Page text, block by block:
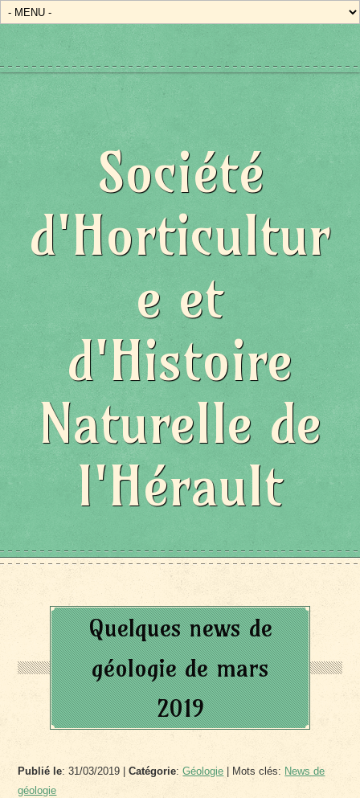
Société
d'Horticultur
e et
d'Histoire
Naturelle de
l'Hérault
Quelques news de
géologie de mars
2019
Publié le: 31/03/2019 |Catégorie:Géologie | Mots clés: News de
géologie